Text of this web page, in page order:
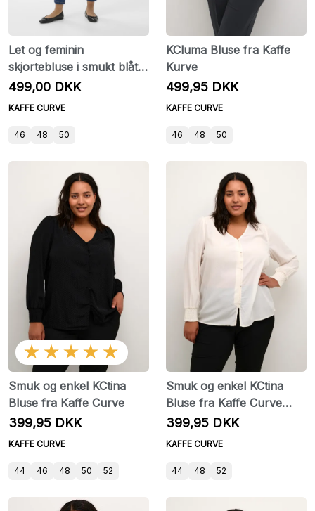
Let og feminin
skjortebluse i smukt blåt
print fra Kaffe Curve
499,00 DKK
KAFFE CURVE
46 48 50
KCluma Bluse fra Kaffe
Kurve
499,95 DKK
KAFFE CURVE
46 48 50
★★★★★
Smuk og enkel KCtina
Bluse fra Kaffe Curve
399,95 DKK
KAFFE CURVE
44 46 48 50 52
Smuk og enkel KCtina
Bluse fra Kaffe Curve
hvid
399,95 DKK
KAFFE CURVE
44 48 52